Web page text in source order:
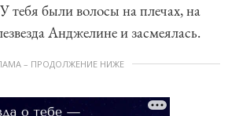
тебя были волосы на плечах, на
Анджелине и засмеялась.
– ПРОДОЛЖЕНИЕ НИЖЕ